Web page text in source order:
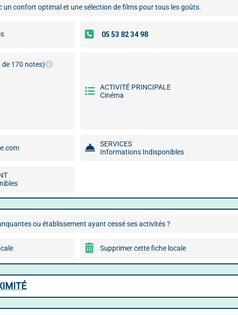
un confort optimal et une sélection de films pour tous les goûts.
de 170 notes)
ACTIVITÉ PRINCIPALE
Cinéma
SERVICES
Informations Indisponibles
ou établissement ayant cessé ses activités ?
Supprimer cette fiche locale